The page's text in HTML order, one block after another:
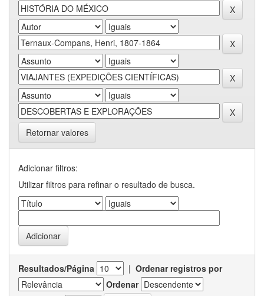
Retornar valores
Adicionar filtros:
Utilizar filtros para refinar o resultado de busca.
Resultados/Página | Ordenar registros por
Ordenar